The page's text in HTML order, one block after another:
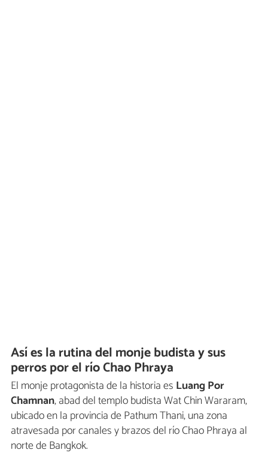
Así es la rutina del monje budista y sus
perros por el río Chao Phraya
El monje protagonista de la historia es Luang Por
Chamnan, abad del templo budista Wat Chin Wararam,
ubicado en la provincia de Pathum Thani, una zona
atravesada por canales y brazos del río Chao Phraya al
norte de Bangkok.